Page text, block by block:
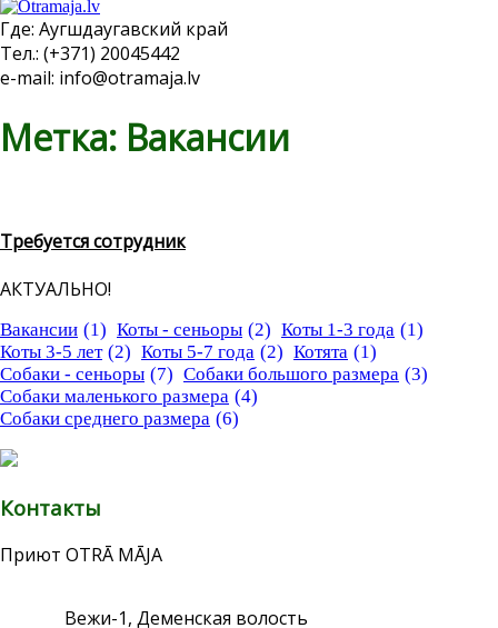
Где: Аугшдаугавский край
Тел.: (+371) 20045442
e-mail: info@otramaja.lv
Метка: Вакансии
Требуется сотрудник
АКТУАЛЬНО!
Вакансии (1) Коты - сеньоры (2) Коты 1-3 года (1)
Коты 3-5 лет (2) Коты 5-7 года (2) Котята (1)
Собаки - сеньоры (7) Собаки большого размера (3)
Собаки маленького размера (4)
Собаки среднего размера (6)
Контакты
Приют OTRĀ MĀJA
Вежи-1, Деменская волость